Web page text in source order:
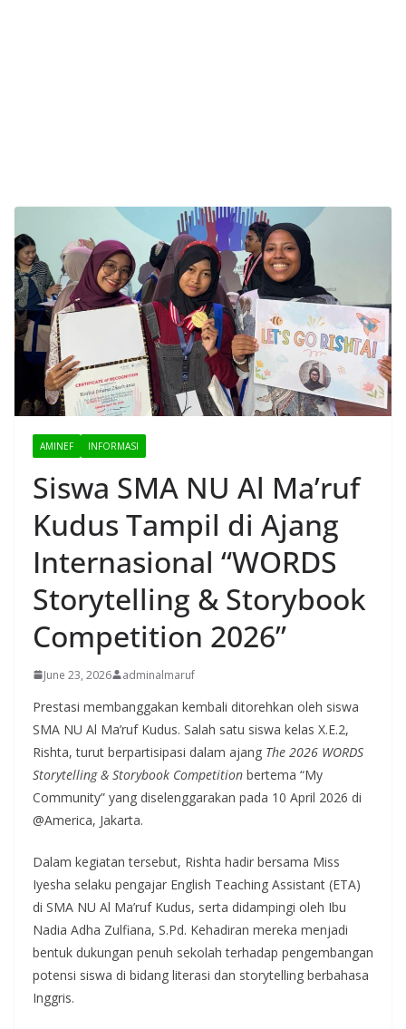
AMINEF INFORMASI
Siswa SMA NU Al Ma’ruf
Kudus Tampil di Ajang
Internasional “WORDS
Storytelling & Storybook
Competition 2026”
June 23, 2026 adminalmaruf
Prestasi membanggakan kembali ditorehkan oleh siswa
SMA NU Al Ma’ruf Kudus. Salah satu siswa kelas X.E.2,
Rishta, turut berpartisipasi dalam ajang The 2026 WORDS
Storytelling & Storybook Competition bertema “My
Community” yang diselenggarakan pada 10 April 2026 di
@America, Jakarta.
Dalam kegiatan tersebut, Rishta hadir bersama Miss
Iyesha selaku pengajar English Teaching Assistant (ETA)
di SMA NU Al Ma’ruf Kudus, serta didampingi oleh Ibu
Nadia Adha Zulfiana, S.Pd. Kehadiran mereka menjadi
bentuk dukungan penuh sekolah terhadap pengembangan
potensi siswa di bidang literasi dan storytelling berbahasa
Inggris.